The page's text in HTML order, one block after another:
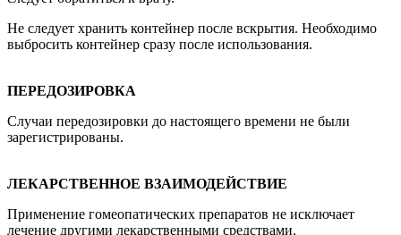
Не следует хранить контейнер после вскрытия. Необходимо
выбросить контейнер сразу после использования.
ПЕРЕДОЗИРОВКА
Случаи передозировки до настоящего времени не были
зарегистрированы.
ЛЕКАРСТВЕННОЕ ВЗАИМОДЕЙСТВИЕ
Применение гомеопатических препаратов не исключает
лечение другими лекарственными средствами.